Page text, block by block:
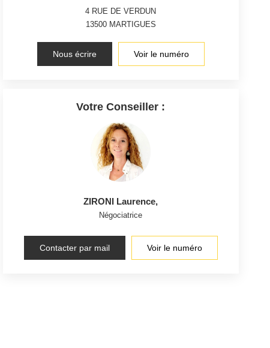
4 RUE DE VERDUN
13500 MARTIGUES
Nous écrire Voir le numéro
Votre Conseiller :
ZIRONI Laurence,
Négociatrice
Contacter par mail Voir le numéro